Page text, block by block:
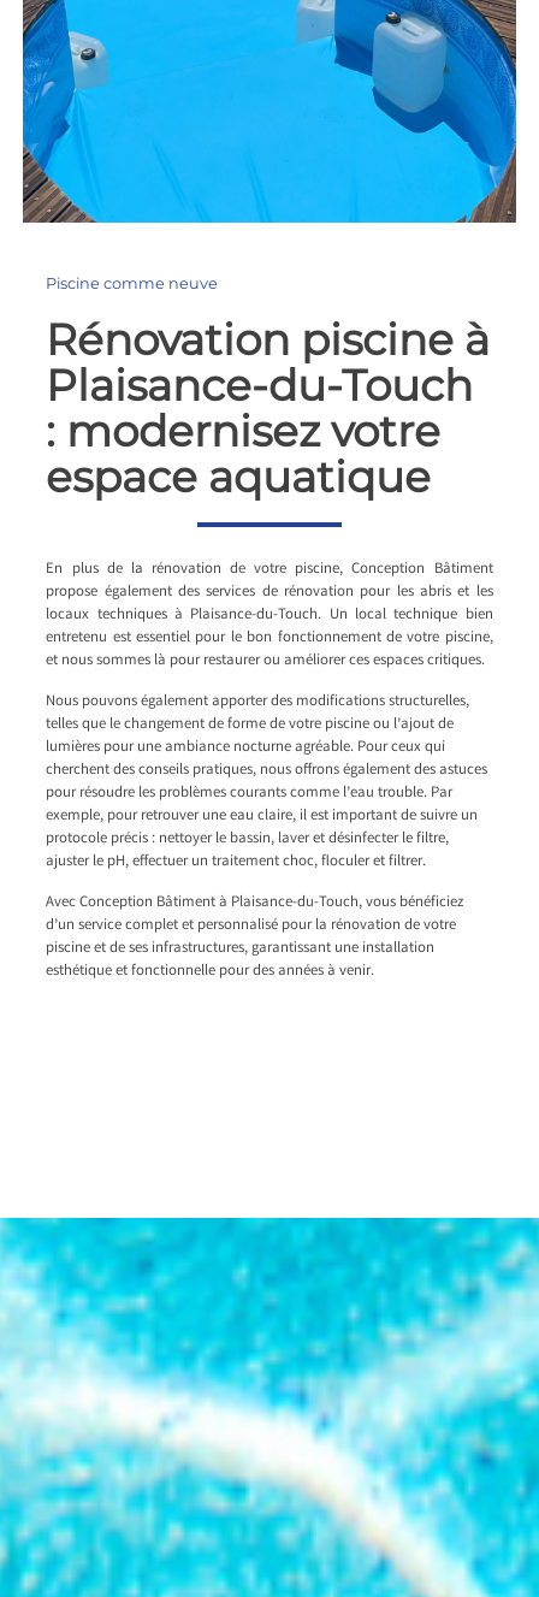
Piscine comme neuve
Rénovation piscine à
Plaisance-du-Touch
: modernisez votre
espace aquatique
En plus de la rénovation de votre piscine, Conception Bâtiment
propose également des services de rénovation pour les abris et les
locaux techniques à Plaisance-du-Touch. Un local technique bien
entretenu est essentiel pour le bon fonctionnement de votre piscine,
et nous sommes là pour restaurer ou améliorer ces espaces critiques.
Nous pouvons également apporter des modifications structurelles,
telles que le changement de forme de votre piscine ou l’ajout de
lumières pour une ambiance nocturne agréable. Pour ceux qui
cherchent des conseils pratiques, nous offrons également des astuces
pour résoudre les problèmes courants comme l’eau trouble. Par
exemple, pour retrouver une eau claire, il est important de suivre un
protocole précis : nettoyer le bassin, laver et désinfecter le filtre,
ajuster le pH, effectuer un traitement choc, floculer et filtrer.
Avec Conception Bâtiment à Plaisance-du-Touch, vous bénéficiez
d’un service complet et personnalisé pour la rénovation de votre
piscine et de ses infrastructures, garantissant une installation
esthétique et fonctionnelle pour des années à venir.